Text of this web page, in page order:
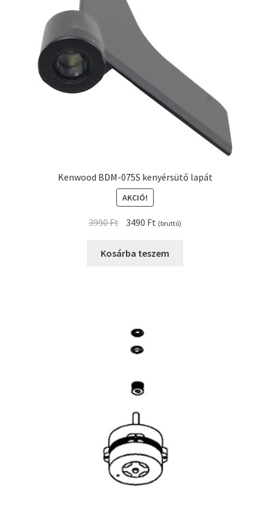
Kenwood BDM-075S kenyérsütő lapát
AKCIÓ!
3990Ft Original
was:
3490 Ft Current
is:
(bruttó)
Kosárba teszem